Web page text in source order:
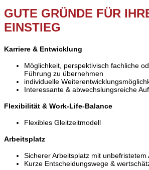
GUTE GRÜNDE FÜR
EINSTIEG
Karriere & Entwicklung
Möglichkeit, perspektivisch fachliche
Führung zu übernehmen
individuelle
Interessante & abwechslungsreiche
Flexibilität & Work-Life-Balance
Flexibles Gleitzeitmodell
Arbeitsplatz
Sicherer Arbeitsplatz mit unbefristetem
Kurze Entscheidungswege &